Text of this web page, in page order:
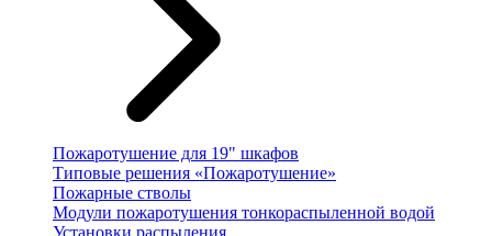
Пожаротушение для 19" шкафов
Типовые решения «Пожаротушение»
Пожарные стволы
Модули пожаротушения тонкораспыленной водой
Установки распыления